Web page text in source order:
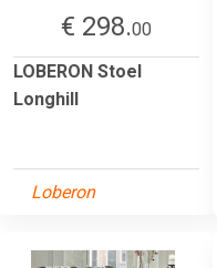
€ 298.00
LOBERON Stoel
Longhill
Loberon